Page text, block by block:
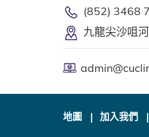
(852) 3468
九龍尖沙咀
地圖 加入我們